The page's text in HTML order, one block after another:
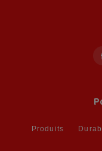
Produits